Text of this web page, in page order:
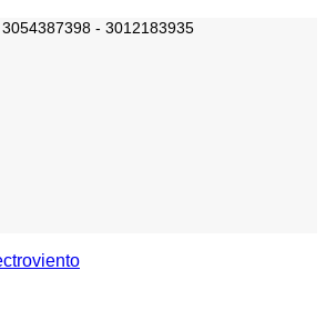
- 3012183935